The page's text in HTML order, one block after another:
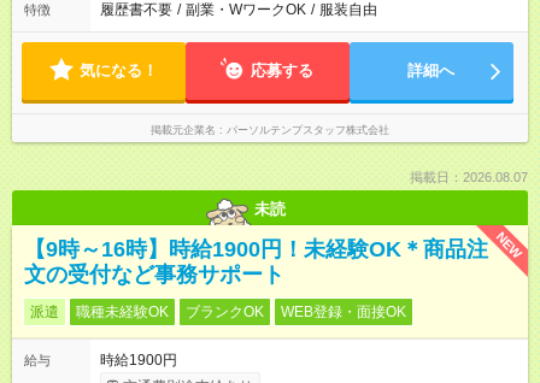
特徴 履歴書不要 / 副業・WワークOK / 服装自由
気になる！ 応募する 詳細へ
掲載元企業名 パーソルテンプスタッフ株式会社
掲載日：2026.08.07
未読
NEW
【9時～16時】時給1900円！未経験OK＊商品注
文の受付など事務サポート
派遣 職種未経験OK ブランクOK WEB登録・面接OK
給与
時給1900円